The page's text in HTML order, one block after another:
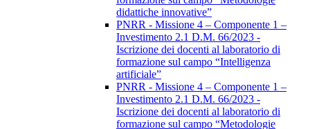
didattiche innovative”
PNRR - Missione 4 – Componente 1 –
Investimento 2.1 D.M. 66/2023 -
Iscrizione dei docenti al laboratorio di
formazione sul campo “Intelligenza
artificiale”
PNRR - Missione 4 – Componente 1 –
Investimento 2.1 D.M. 66/2023 -
Iscrizione dei docenti al laboratorio di
formazione sul campo “Metodologie